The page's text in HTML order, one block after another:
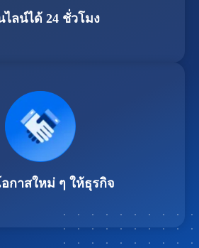
ไลน์ได้ 24 ชั่วโมง
อกาสใหม่ ๆ ให้ธุรกิจ